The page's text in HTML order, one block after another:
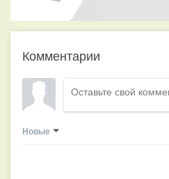
Комментарии
Новые